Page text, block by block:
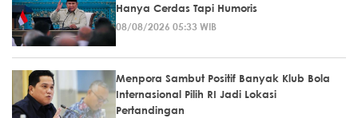
Hanya Cerdas Tapi Humoris
08/08/2026 05:33 WIB
Menpora Sambut Positif Banyak Klub Bola
Internasional Pilih RI Jadi Lokasi
Pertandingan